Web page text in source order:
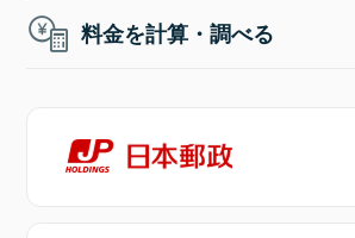
料金を計算・調べる